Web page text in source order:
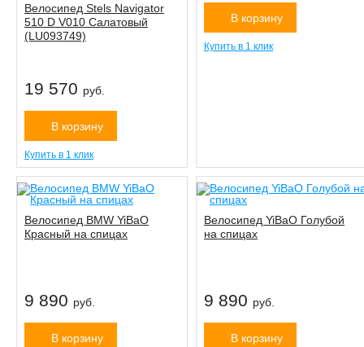
Велосипед Stels Navigator
510 D V010 Салатовый
(LU093749)
19 570 руб.
В корзину
Купить в 1 клик
В корзину
Купить в 1 клик
Велосипед BMW YiBaO
Красный на спицах
9 890 руб.
В корзину
Велосипед YiBaO Голубой
на спицах
9 890 руб.
В корзину